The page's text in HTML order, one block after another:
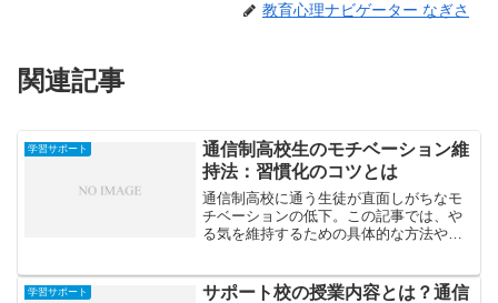
教育心理ナビゲーター なぎさ
関連記事
学習サポート
通信制高校生のモチベーション維
持法：習慣化のコツとは
通信制高校に通う生徒が直面しがちなモ
チベーションの低下。この記事では、や
る気を維持するための具体的な方法や、
学習サポート
サポート校の授業内容とは？通信